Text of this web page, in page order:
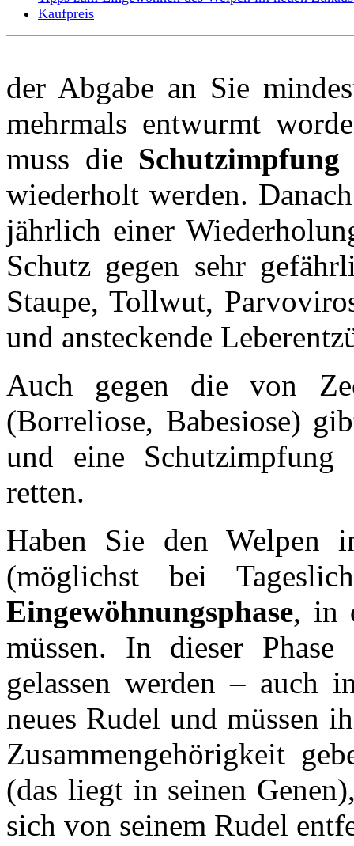
Kaufpreis
der Abgabe an Sie
mehrmals entwurmt
muss die Schutzimpfung
wiederholt werden.
jährlich einer
Schutz gegen sehr
Staupe, Tollwut,
und ansteckende
Auch gegen die von
(Borreliose, Babesiose)
und eine
retten.
Haben Sie den Welpen
(möglichst bei
Eingewöhnungsphase, in
müssen. In dieser
gelassen werden – auch
neues Rudel und müssen
Zusammengehörigkeit
(das liegt in seinen
sich von seinem Rudel